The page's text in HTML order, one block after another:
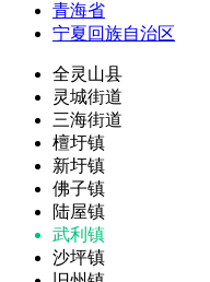
青海省
宁夏回族自治区
全灵山县
灵城街道
三海街道
檀圩镇
新圩镇
佛子镇
陆屋镇
武利镇
沙坪镇